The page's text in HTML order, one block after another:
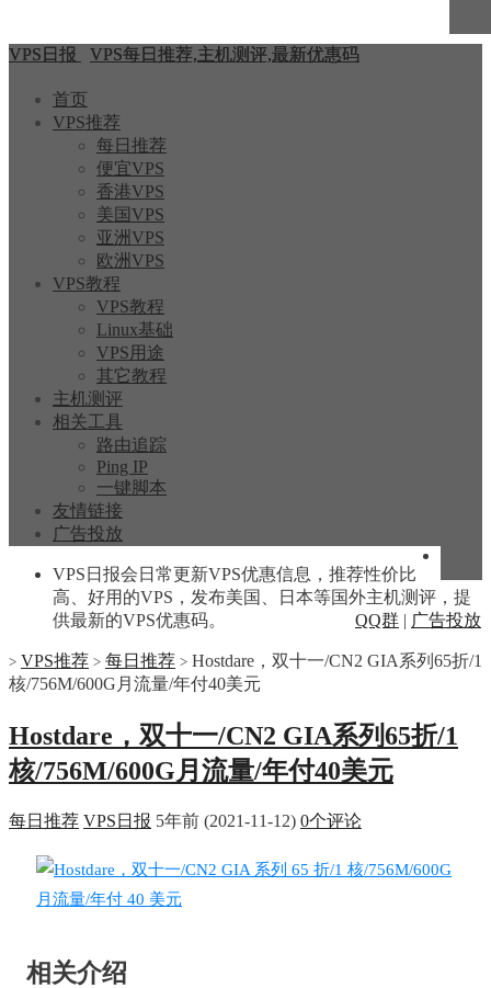
VPS日报 VPS每日推荐,主机测评,最新优惠码
首页
VPS推荐
每日推荐
便宜VPS
香港VPS
美国VPS
亚洲VPS
欧洲VPS
VPS教程
VPS教程
Linux基础
VPS用途
其它教程
主机测评
相关工具
路由追踪
Ping IP
一键脚本
友情链接
广告投放
VPS日报会日常更新VPS优惠信息，推荐性价比
高、好用的VPS，发布美国、日本等国外主机测评，提
供最新的VPS优惠码。
QQ群 | 广告投放
> VPS推荐 > 每日推荐 > Hostdare，双十一/CN2 GIA系列65折/1
核/756M/600G月流量/年付40美元
Hostdare，双十一/CN2 GIA系列65折/1
核/756M/600G月流量/年付40美元
每日推荐 VPS日报 5年前 (2021-11-12) 0个评论
相关介绍